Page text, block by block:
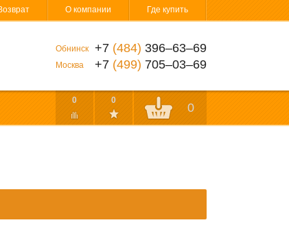
О компании Где купить
Обнинск +7 (484) 396‒63‒69
Москва +7 (499) 705‒03‒69
0 0
0